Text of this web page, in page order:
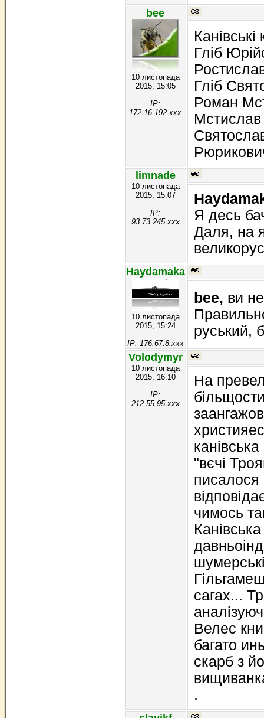
bee
10 листопада
2015, 15:05
IP:
172.16.192.xxx
Гліб
Гліб
Роман
limnade
10 листопада
2015, 15:07
IP:
93.73.245.xxx
Я десь
Даля, на
Haydamaka
10 листопада
2015, 15:24
IP: 176.67.8.xxx
bee, ви
руський,
Volodymyr
10 листопада
2015, 16:10
IP:
212.55.95.xxx
На
"вєчі
чимось
сагах...
Велес
багато
скарб з
.